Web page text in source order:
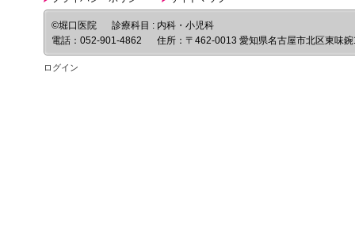
©堀口医院
診療科目 : 内科・小児科
電話： 052-901-4862 住所： 〒462-0013 愛知県名古屋市北区東味
ログイン